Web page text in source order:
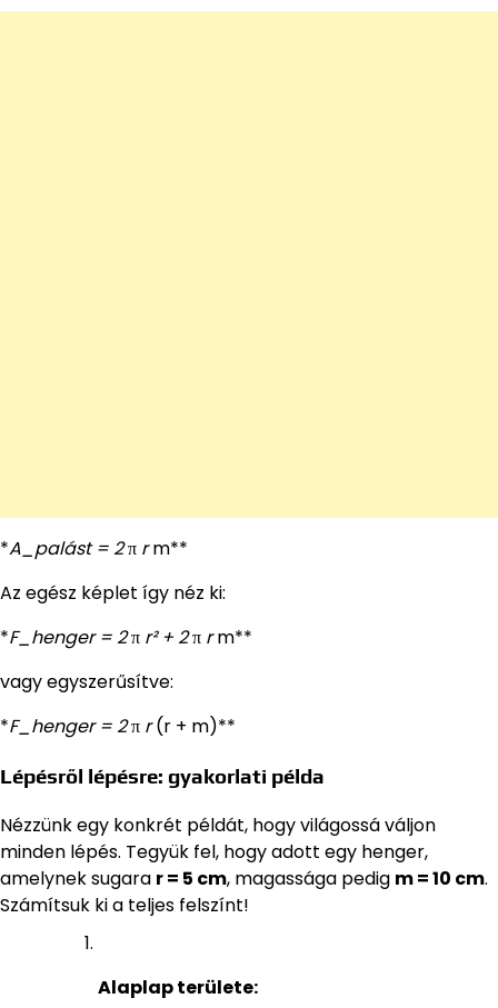
*A_palást = 2π rm**
Az egész képlet így néz ki:
*F_henger = 2π r² + 2π rm**
vagy egyszerűsítve:
*F_henger = 2π r(r + m)**
Lépésről lépésre: gyakorlati példa
Nézzünk egy konkrét példát, hogy világossá váljon
minden lépés. Tegyük fel, hogy adott egy henger,
amelynek sugara r = 5 cm, magassága pedig m = 10 cm.
Számítsuk ki a teljes felszínt!
Alaplap területe: